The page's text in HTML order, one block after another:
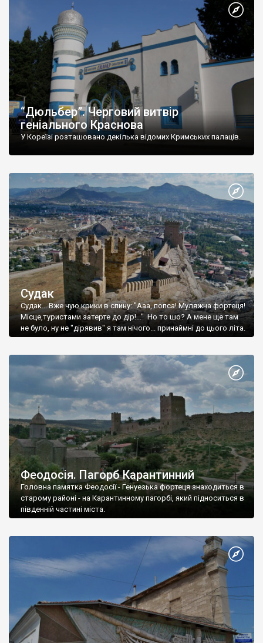
“Дюльбер”. Черговий витвір
геніального Краснова
У Кореїзі розташовано декілька відомих Кримських палаців.
Судак
Судак... Вже чую крики в спину: "Ааа, попса! Муляжна фортеця!
Місце,туристами затерте до дір!..." Но то шо? А мене ще там
не було, ну не "дірявив" я там нічого... принаймні до цього літа.
Феодосія. Пагорб Карантинний
Головна памятка Феодосії - Генуезька фортеця знаходиться в
старому районі - на Карантинному пагорбі, який підноситься в
південній частині міста.